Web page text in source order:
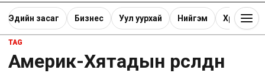
Эдийн засаг Бизнес Уул уурхай Нийгэм Хөрөнгө
TAG
Америк-Хятадын өрсөлдөөн